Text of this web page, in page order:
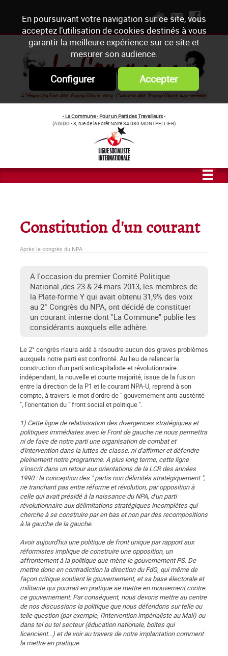
En poursuivant votre navigation sur ce site, vous
acceptez l’utilisation de cookies destinés à vous
garantir la meilleure expérience sur ce site et
mesurer son audience.
Configurer Accepter
- La Commune - Pour un Parti des Travailleurs-
(ADIDO - 8, rue de la Forêt Noire 34 080 MONTPELLIER)
Constitution d'un courant
Après le congrès du NPA
A l'occasion du premier Comité Politique
National ,des 23 & 24 mars 2013, les membres de
la Plate-forme Y qui avait obtenu 31,9% des voix
au 2° Congrès du NPA, ont décidé de constituer
un courant interne dont "La Commune" publie les
considérants auxquels elle adhère.
Le 2° congrès n'aura aidé à résoudre aucun des graves problèmes
auxquels notre parti est confronté. Au lieu de relancer la
construction d'un parti anticapitaliste et révolutionnaire
indépendant, la nouvelle et courte majorité, issue de la fusion
entre la direction de la P1 et le courant NPA-U, reprend à son
compte, à travers le mot d'ordre de " gouvernement anti-austérité
", l'orientation du " front social et politique ".
1) Cette ligne de relativisation des divergences stratégiques et
politiques immédiates avec le Front de gauche ne nous permettra
ni de faire de notre parti une organisation de combat et
d'intervention dans la luttes de classe, ni d'affirmer et défendre
pleinement notre programme. A plus long terme, cette ligne
s'inscrit dans un retour aux orientations de la LCR des années
1990 : la conception des " partis non délimités stratégiquement ",
ne tranchant pas entre réforme et révolution, par opposition à
celle qui avait présidé à la naissance du NPA, d'un parti
révolutionnaire aux délimitations stratégiques incomplètes qui
cherche à se construire par en bas et non par des recompositions
à la gauche de la gauche.
Avoir aujourd'hui une politique de front unique par rapport aux
réformistes implique de construire une opposition, un
affrontement à la politique que mène le gouvernement PS. De
mettre donc en contradiction la direction du FdG, qui même de
façon critique soutient le gouvernement, et sa base électorale et
militante qui pourrait en pratique se mettre en mouvement contre
ce gouvernement. Par conséquent, nous devons mettre au centre
de nos discussions la politique que nous défendons sur telle ou
telle question (par exemple, l'intervention impérialiste au Mali) ou
dans tel ou tel secteur (éducation nationale, boîtes qui
licencient...) et de voir au travers de notre implantation comment
la mettre en pratique.